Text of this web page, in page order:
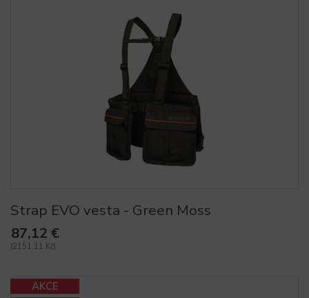
Strap EVO vesta - Green Moss
87,12 €
(2151,11 Kč)
AKCE